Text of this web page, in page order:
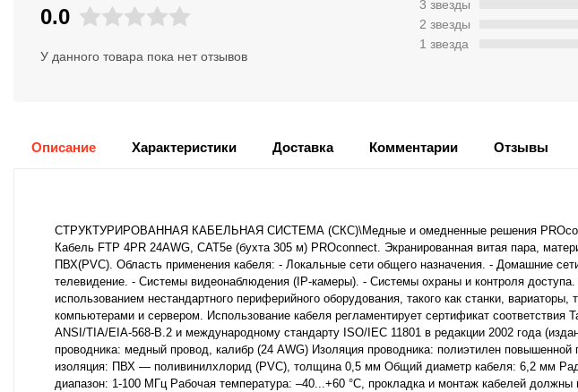
0.0
У данного товара пока нет отзывов
3 звeзды
2 звeзды
1 звeзда
Описание Характеристики Доставка Комментарии Отзывы
СТРУКТУРИРОВАННАЯ КАБЕЛЬНАЯ СИСТЕМА (СКС)\Медные и омедненные решения
Кабель FTP 4PR 24AWG, CAT5e (бухта 305 м) PROconnect. Экранированная витая пара,
ПВХ(PVC). Область применения кабеля: - Локальные сети общего назначения. - Домашние
телевидение. - Системы видеонаблюдения (IP-камеры). - Системы охраны и контроля доступа.
использованием нестандартного периферийного оборудования, такого как станки,
компьютерами и сервером. Использование кабеля регламентирует сертификат
ANSI/TIA/EIA-568-B.2 и международному стандарту ISO/IEC 11801 в редакции 2002 года
проводника: медный провод, калибр (24 AWG) Изоляция проводника: полиэтилен
изоляция: ПВХ — поливинилхлорид (PVC), толщина 0,5 мм Общий диаметр кабеля: 6,2 мм
диапазон: 1-100 МГц Рабочая температура: –40...+60 °C, прокладка и монтаж кабелей